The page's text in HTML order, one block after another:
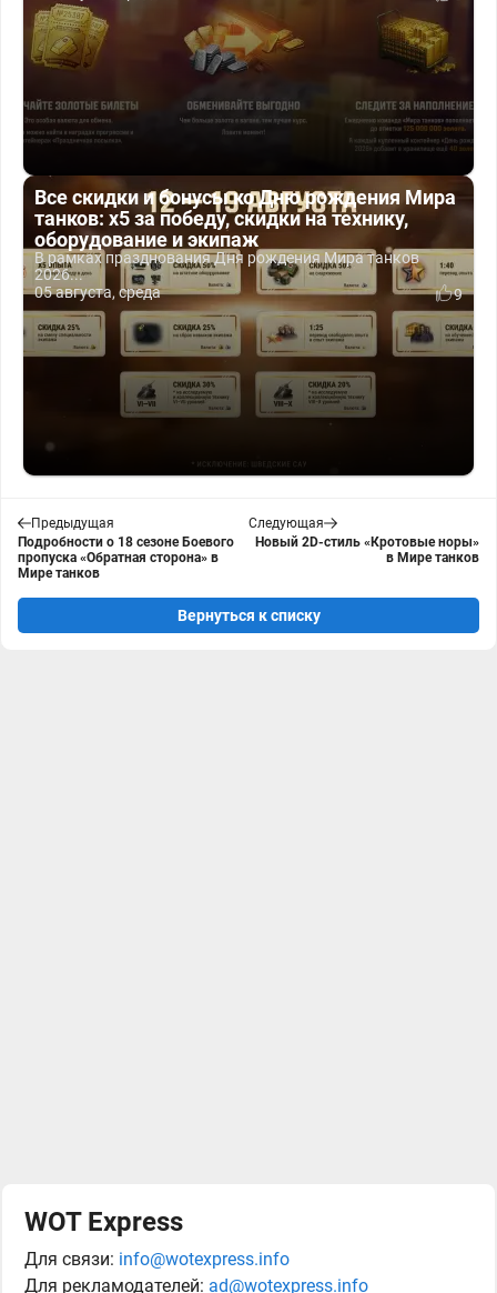
Все скидки и бонусы ко Дню рождения Мира
танков: x5 за победу, скидки на технику,
оборудование и экипаж
В рамках празднования Дня рождения Мира танков
2026...
05 августа, среда
9
Предыдущая
Подробности о 18 сезоне Боевого
пропуска «Обратная сторона» в
Мире танков
Следующая
Новый 2D-стиль «Кротовые норы»
в Мире танков
Вернуться к списку
WOT Express
Для связи: info@wotexpress.info
Для рекламодателей: ad@wotexpress.info